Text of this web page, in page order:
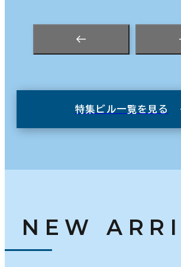
特集ビル一覧を見る
NEW